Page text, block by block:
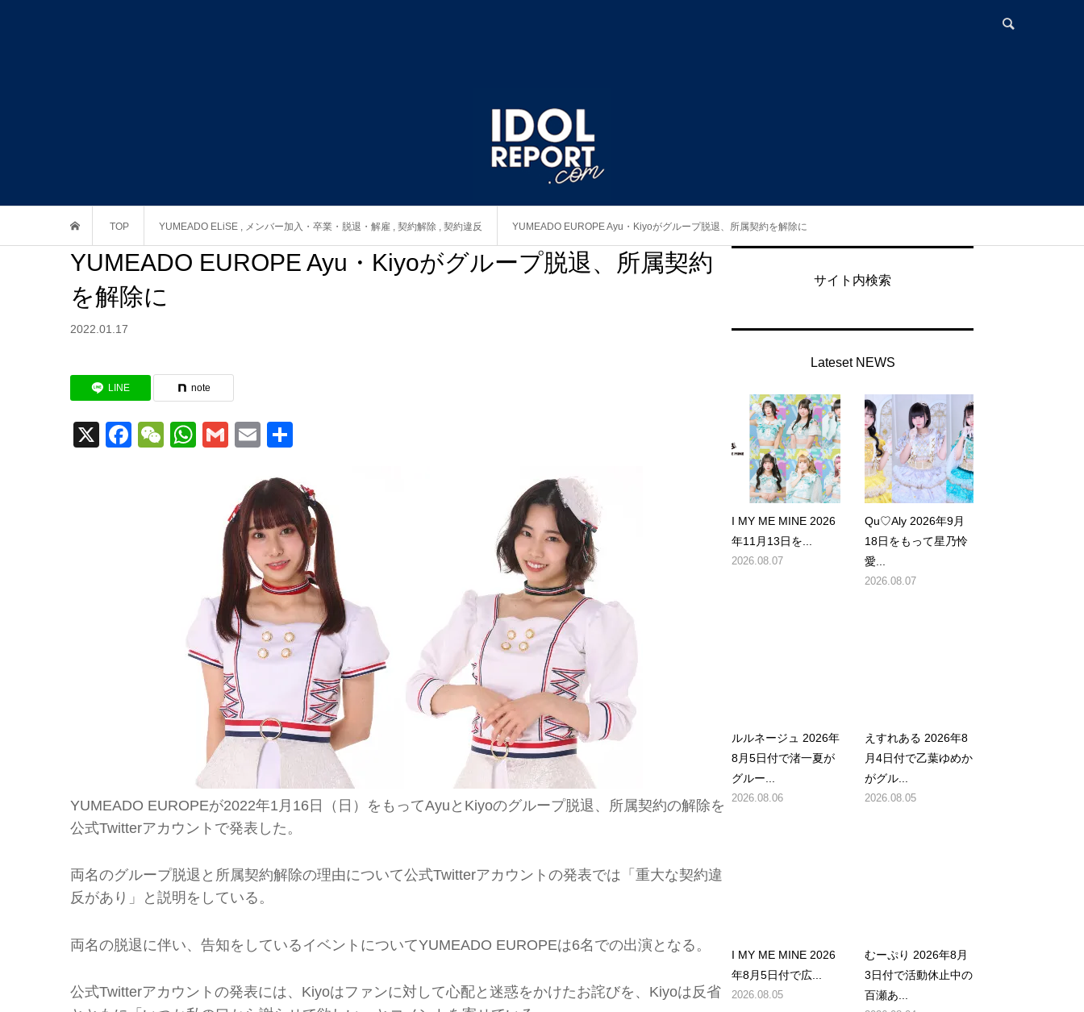
TOP YUMEADO ELiSE , メンバー加入・卒業・脱退・解雇 , 契約解除 , 契約違反 YUMEADO EUROPE Ayu・Kiyoがグループ脱退、所属契約を解除に
YUMEADO EUROPE Ayu・Kiyoがグループ脱退、所属契約
を解除に
2022.01.17
LINE note
X Facebook
WeChat
WhatsApp
GmailEmail
YUMEADO EUROPEが2022年1月16日（日）をもってAyuとKiyoのグループ脱退、所属契約の解除を
公式Twitterアカウントで発表した。
両名のグループ脱退と所属契約解除の理由について公式Twitterアカウントの発表では「重大な契約違
反があり」と説明をしている。
両名の脱退に伴い、告知をしているイベントについてYUMEADO EUROPEは6名での出演となる。
公式Twitterアカウントの発表には、Kiyoはファンに対して心配と迷惑をかけたお詫びを、Kiyoは反省
サイト内検索
Lateset NEWS
I MY ME MINE 2026
年11月13日を...
2026.08.07
Qu♡Aly 2026年9月
18日をもって星乃怜
愛...
2026.08.07
ルルネージュ 2026年
8月5日付で渚一夏が
グルー...
2026.08.06
えすれある 2026年8
月4日付で乙葉ゆめか
がグル...
2026.08.05
I MY ME MINE 2026
年8月5日付で広...
2026.08.05
むーぷり 2026年8月
3日付で活動休止中の
百瀬あ...